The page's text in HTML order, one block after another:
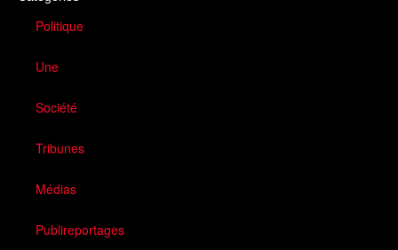
Politique
Une
Société
Tribunes
Médias
Publireportages